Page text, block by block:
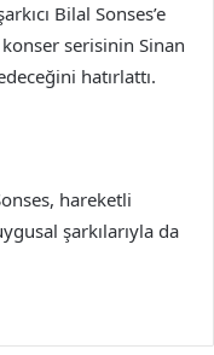
Bilal Sonses’e
serisinin Sinan
hatırlattı.
hareketli
şarkılarıyla da